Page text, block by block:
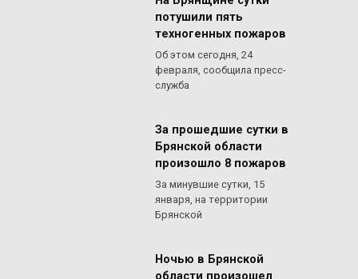
потушили пять
техногенных пожаров
Об этом сегодня, 24
февраля, сообщила пресс-
служба
За прошедшие сутки в
Брянской области
произошло 8 пожаров
За минувшие сутки, 15
января, на территории
Брянской
Ночью в Брянской